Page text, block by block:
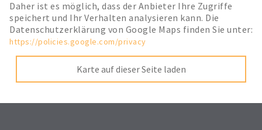
Daher ist es möglich, dass der Anbieter Ihre Zugriffe
speichert und Ihr Verhalten analysieren kann. Die
Datenschutzerklärung von Google Maps finden Sie unter:
https://policies.google.com/privacy
Karte auf dieser Seite laden